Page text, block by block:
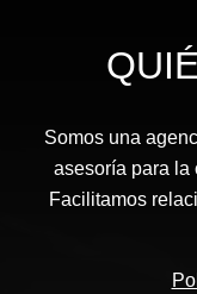
Somos una
asesoría para la
Facilitamos